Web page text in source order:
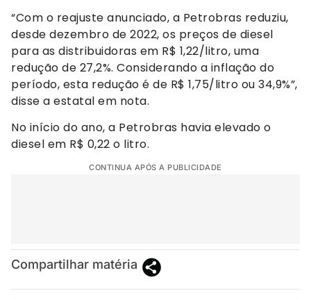
“Com o reajuste anunciado, a Petrobras reduziu,
desde dezembro de 2022, os preços de diesel
para as distribuidoras em R$ 1,22/litro, uma
redução de 27,2%. Considerando a inflação do
período, esta redução é de R$ 1,75/litro ou 34,9%”,
disse a estatal em nota.
No início do ano, a Petrobras havia elevado o
diesel em R$ 0,22 o litro.
CONTINUA APÓS A PUBLICIDADE
Compartilhar matéria